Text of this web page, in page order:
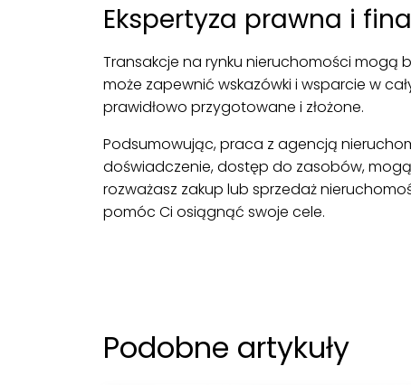
Ekspertyza prawna i
Transakcje na rynku nieruchomości mogą
może zapewnić wskazówki i wsparcie w
prawidłowo przygotowane i złożone.
Podsumowując, praca z agencją
doświadczenie, dostęp do zasobów,
rozważasz zakup lub sprzedaż
pomóc Ci osiągnąć swoje cele.
Podobne artykuły